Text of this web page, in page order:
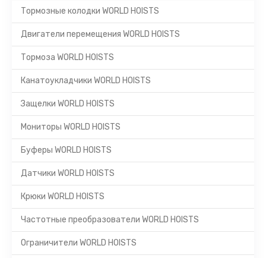
Тормозные колодки WORLD HOISTS
Двигатели перемещения WORLD HOISTS
Тормоза WORLD HOISTS
Канатоукладчики WORLD HOISTS
Защелки WORLD HOISTS
Мониторы WORLD HOISTS
Буферы WORLD HOISTS
Датчики WORLD HOISTS
Крюки WORLD HOISTS
Частотные преобразователи WORLD HOISTS
Ограничители WORLD HOISTS